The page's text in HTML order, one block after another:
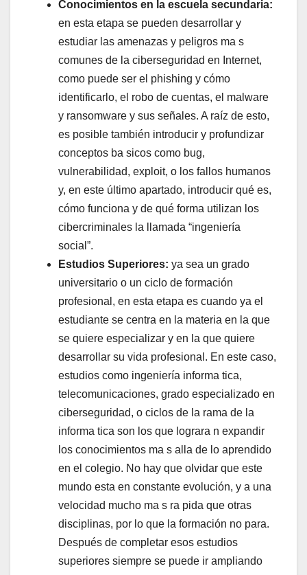
Conocimientos en la escuela secundaria:
en esta etapa se pueden desarrollar y
estudiar las amenazas y peligros ma s
comunes de la ciberseguridad en Internet,
como puede ser el phishing y cómo
identificarlo, el robo de cuentas, el malware
y ransomware y sus señales. A raíz de esto,
es posible también introducir y profundizar
conceptos ba sicos como bug,
vulnerabilidad, exploit, o los fallos humanos
y, en este último apartado, introducir qué es,
cómo funciona y de qué forma utilizan los
cibercriminales la llamada “ingeniería
social”.
Estudios Superiores: ya sea un grado
universitario o un ciclo de formación
profesional, en esta etapa es cuando ya el
estudiante se centra en la materia en la que
se quiere especializar y en la que quiere
desarrollar su vida profesional. En este caso,
estudios como ingeniería informa tica,
telecomunicaciones, grado especializado en
ciberseguridad, o ciclos de la rama de la
informa tica son los que lograra n expandir
los conocimientos ma s alla de lo aprendido
en el colegio. No hay que olvidar que este
mundo esta en constante evolución, y a una
velocidad mucho ma s ra pida que otras
disciplinas, por lo que la formación no para.
Después de completar esos estudios
superiores siempre se puede ir ampliando